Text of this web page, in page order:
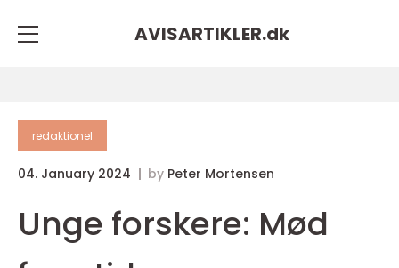
AVISARTIKLER.dk
redaktionel
04. January 2024 by Peter Mortensen
Unge forskere: Mød